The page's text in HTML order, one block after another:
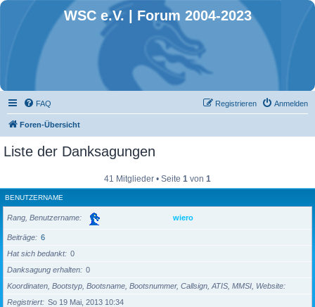
WSC e.V. | Forum 2004-2023
FAQ Anmelden
Registrieren
Foren-Übersicht
Liste der Danksagungen
41 Mitglieder • Seite 1 von 1
BENUTZERNAME
Rang, Benutzername wiero
Beiträge
6
Hat sich bedankt
0
Danksagung erhalten
0
Koordinaten, Bootstyp, Bootsname, Bootsnummer, Callsign, ATIS, MMSI, Website
Registriert
So 19 Mai, 2013 10:34